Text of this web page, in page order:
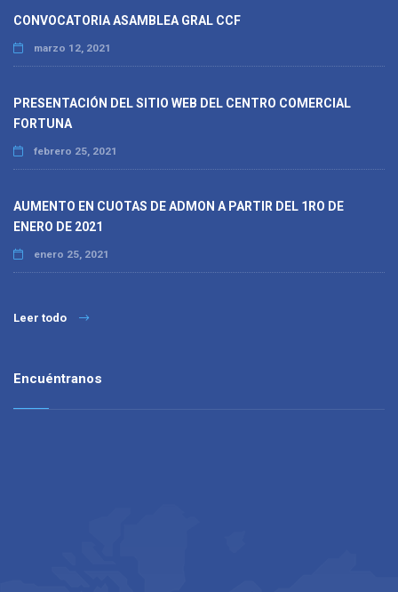
CONVOCATORIA ASAMBLEA GRAL CCF
marzo 12, 2021
PRESENTACIÓN DEL SITIO WEB DEL CENTRO COMERCIAL
FORTUNA
febrero 25, 2021
AUMENTO EN CUOTAS DE ADMON A PARTIR DEL 1RO DE
ENERO DE 2021
enero 25, 2021
Leer todo
Encuéntranos